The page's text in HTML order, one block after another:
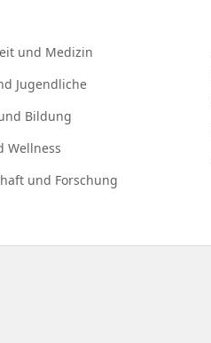
und Medizin
Jugendliche
Bildung
Wellness
und Forschung